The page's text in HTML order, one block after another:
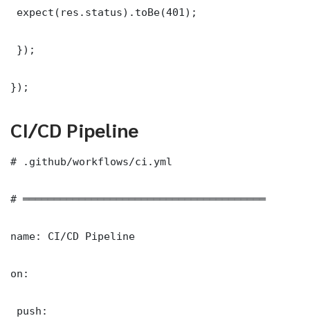
expect(res.status).toBe(401);
});
});
CI/CD Pipeline
# .github/workflows/ci.yml
# ═══════════════════════════════════════
name: CI/CD Pipeline
on:
push: